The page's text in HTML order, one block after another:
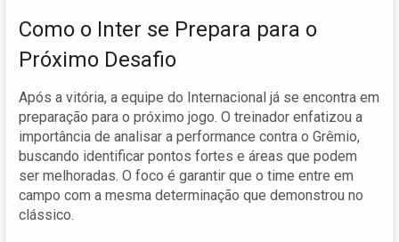
Como o Inter se Prepara para o
Próximo Desafio
Após a vitória, a equipe do Internacional já se encontra em
preparação para o próximo jogo. O treinador enfatizou a
importância de analisar a performance contra o Grêmio,
buscando identificar pontos fortes e áreas que podem
ser melhoradas. O foco é garantir que o time entre em
campo com a mesma determinação que demonstrou no
clássico.